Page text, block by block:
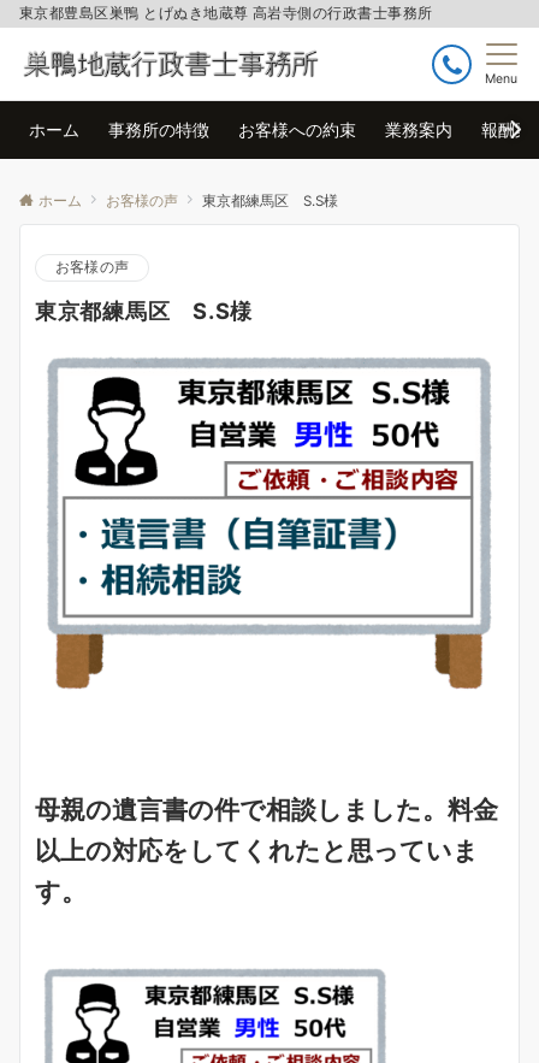
東京都豊島区巣鴨 とげぬき地蔵尊 高岩寺側の行政書士事務所
Menu
ホーム 事務所の特徴 お客様への約束 業務案内 報酬案
ホーム お客様の声 東京都練馬区 S.S様
お客様の声
東京都練馬区 S.S様
母親の遺言書の件で相談しました。料金
以上の対応をしてくれたと思っていま
す。